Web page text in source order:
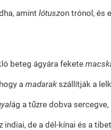
amint lótuszon trónol, és
beteg ágyára fekete
a madarakszállítják a
ág a tűzre dobva
indiai, de a dél-kínai és a